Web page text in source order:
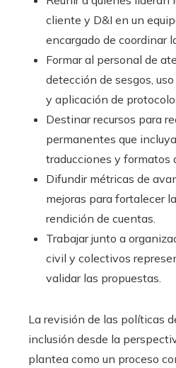
cliente y D&I en un
encargado de coordinar
Formar al personal de
detección de sesgos,
y aplicación de
Destinar recursos para
permanentes que
traducciones y formatos
Difundir métricas de
mejoras para fortalecer
rendición de cuentas.
Trabajar junto a
civil y colectivos
validar las propuestas.
La revisión de las políticas
inclusión desde la
plantea como un proceso